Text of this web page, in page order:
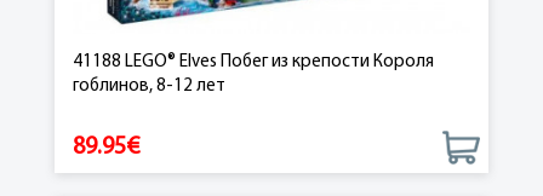
41188 LEGO® Elves Побег из крепости Короля
гоблинов, 8-12 лет
89.95€